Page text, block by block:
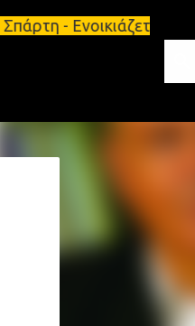
-